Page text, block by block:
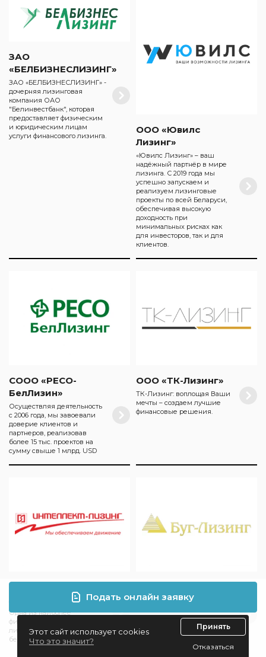
ЗАО
«БЕЛБИЗНЕСЛИЗИНГ»
ЗАО «БЕЛБИЗНЕСЛИЗИНГ» -
дочерняя лизинговая
компания ОАО
"Белинвестбанк", которая
предоставляет физическим
и юридическим лицам
услуги финансового лизинга.
ООО «Ювилс
Лизинг»
«Ювилс Лизинг» – ваш
надёжный партнёр в мире
лизинга. С 2019 года мы
успешно запускаем и
реализуем лизинговые
проекты по всей Беларуси,
обеспечивая высокую
доходность при
минимальных рисках как
для инвесторов, так и для
клиентов.
СООО «РЕСО-
БелЛизин»
Осуществляя деятельность
с 2006 года, мы завоевали
доверие клиентов и
партнеров, реализовав
более 15 тыс. проектов на
сумму свыше 1 млрд. USD
ООО «ТК-Лизинг»
ТК-Лизинг: воплощая Ваши
мечты – создаем лучшие
финансовые решения.
ООО «Интеллект-
Одна из наиболее
финансово устойчивых
лизинговых компаний на
белорусском рынке
Динамично развивающаяся
лизинговая компания,
является старейшей
лизинговой компанией в
Брестской области.
Этот сайт использует cookies
Что это значит?
Принять
Отказаться
Подать онлайн заявку